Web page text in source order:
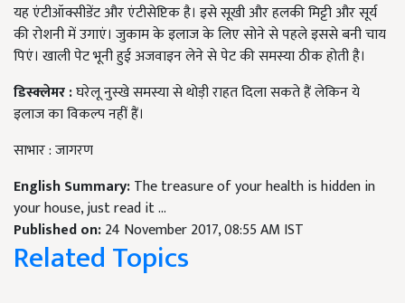
यह एंटीऑक्सीडेंट और एंटीसेप्टिक है। इसे सूखी और हलकी मिट्टी और सूर्य
की रोशनी में उगाएं। जुकाम के इलाज के लिए सोने से पहले इससे बनी चाय
पिएं। खाली पेट भूनी हुई अजवाइन लेने से पेट की समस्या ठीक होती है।
डिस्क्लेमर :घरेलू नुस्खे समस्या से थोड़ी राहत दिला सकते हैं लेकिन ये
इलाज का विकल्प नहीं हैं।
साभार : जागरण
English Summary:The treasure of your health is hidden in
your house, just read it ...
Published on:24 November 2017, 08:55 AM IST
Related Topics